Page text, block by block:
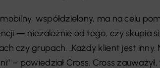
współdzielony, ma na celu
— niezależnie od tego, czy skupia
czy grupach. „Każdy klient jest
– powiedział Cross. Cross